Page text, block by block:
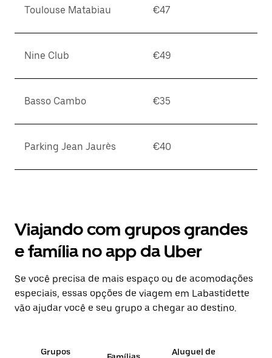
Toulouse Matabiau €47
Nine Club €49
Basso Cambo €35
Parking Jean Jaurès €40
Viajando com grupos grandes
e família no app da Uber
Se você precisa de mais espaço ou de acomodações
especiais, essas opções de viagem em Labastidette
vão ajudar você e seu grupo a chegar ao destino.
Grupos
Aluguel de